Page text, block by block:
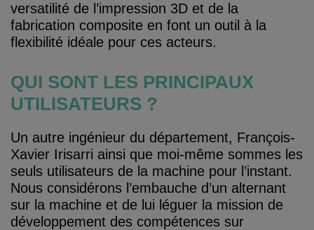
versatilité de l’impression 3D et de la
fabrication composite en font un outil à la
flexibilité idéale pour ces acteurs.
QUI SONT LES PRINCIPAUX
UTILISATEURS ?
Un autre ingénieur du département, François-
Xavier Irisarri ainsi que moi-même sommes les
seuls utilisateurs de la machine pour l’instant.
Nous considérons l’embauche d’un alternant
sur la machine et de lui léguer la mission de
développement des compétences sur